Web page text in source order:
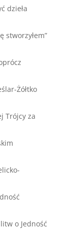
dzieła
stworzyłem”
Żółtko
Trójcy za
o Jedność